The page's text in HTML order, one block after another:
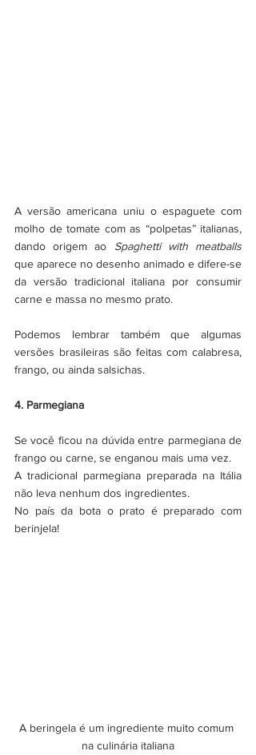
A versão americana uniu o espaguete com
molho de tomate com as “polpetas” italianas,
dando origem ao Spaghetti with meatballs
que aparece no desenho animado e difere-se
da versão tradicional italiana por consumir
carne e massa no mesmo prato.
Podemos lembrar também que algumas
versões brasileiras são feitas com calabresa,
frango, ou ainda salsichas.
4. Parmegiana
Se você ficou na dúvida entre parmegiana de
frango ou carne, se enganou mais uma vez.
A tradicional parmegiana preparada na Itália
não leva nenhum dos ingredientes.
No país da bota o prato é preparado com
berinjela!
A beringela é um ingrediente muito comum
na culinária italiana